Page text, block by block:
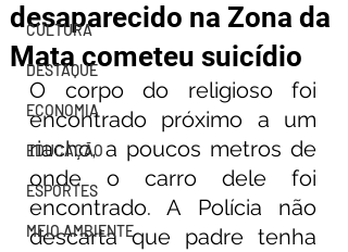
CULTURA
DESTAQUE
ECONOMIA
EDUCAÇÃO
ESPORTES
MEIO AMBIENTE
desaparecido na Zona da
Mata cometeu suicídio
O corpo do religioso foi
encontrado próximo a um
riacho, a poucos metros de
onde o carro dele foi
encontrado. A Polícia não
descarta que padre tenha